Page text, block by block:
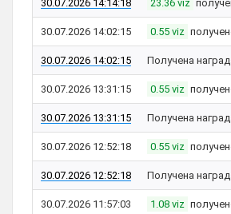
30.07.2026 14:14:18 23.36 viz
30.07.2026 14:02:15 0.55 viz
30.07.2026 14:02:15 Получена
30.07.2026 13:31:15 0.55 viz
30.07.2026 13:31:15 Получена
30.07.2026 12:52:18 0.55 viz
30.07.2026 12:52:18 Получена
30.07.2026 11:57:03 1.08 viz